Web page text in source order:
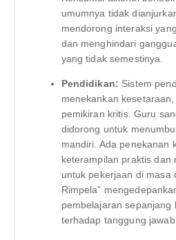
umumnya tidak
mendorong interaksi
dan menghindari
yang tidak semestinya.
Pendidikan: Sistem
menekankan
pemikiran kritis. Guru
didorong untuk
mandiri. Ada penekanan
keterampilan praktis dan
untuk pekerjaan di masa
Rimpela”
pembelajaran sepanjang
terhadap tanggung